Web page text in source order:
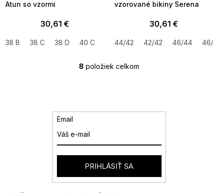
Atun so vzormi
30,61 €
38 B 38 C 38 D 40 C 40 D 42 C 42 D 42 E
vzorované bikiny Serena
30,61 €
44/42 42/42 46/44 46/
O
e
p
r
v
k
8 položiek celkom
Email
PRIHLÁSIŤ SA